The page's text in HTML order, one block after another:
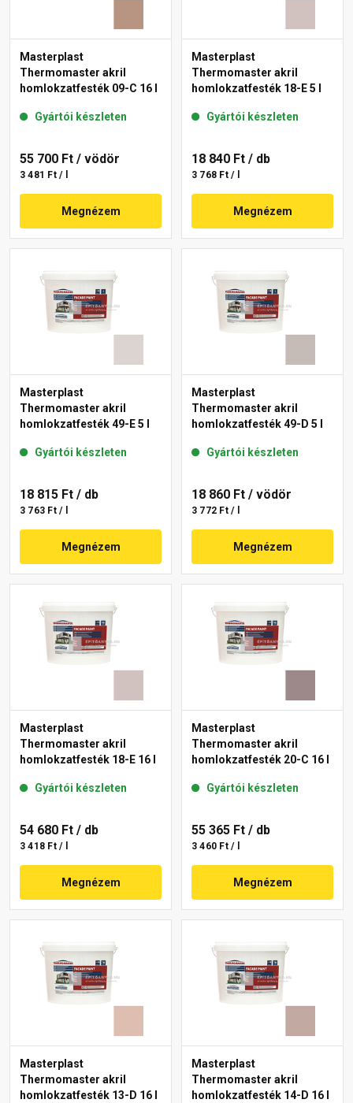
Masterplast
Thermomaster akril
homlokzatfesték 09-C 16 l
Gyártói készleten
55 700 Ft / vödör
3 481 Ft / l
Megnézem
Masterplast
Thermomaster akril
homlokzatfesték 18-E 5 l
Gyártói készleten
18 840 Ft / db
3 768 Ft / l
Megnézem
Masterplast
Thermomaster akril
homlokzatfesték 49-E 5 l
Gyártói készleten
18 815 Ft / db
3 763 Ft / l
Megnézem
Masterplast
Thermomaster akril
homlokzatfesték 49-D 5 l
Gyártói készleten
18 860 Ft / vödör
3 772 Ft / l
Megnézem
Masterplast
Thermomaster akril
homlokzatfesték 18-E 16 l
Gyártói készleten
54 680 Ft / db
3 418 Ft / l
Megnézem
Masterplast
Thermomaster akril
homlokzatfesték 20-C 16 l
Gyártói készleten
55 365 Ft / db
3 460 Ft / l
Megnézem
Masterplast
Thermomaster akril
homlokzatfesték 13-D 16 l
Masterplast
Thermomaster akril
homlokzatfesték 14-D 16 l